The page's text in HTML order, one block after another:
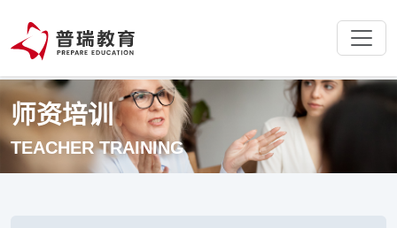
师资培训
TEACHER TRAINING